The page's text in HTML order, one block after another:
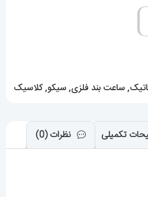
,ساعت بند فلزی,سیکو,کلاسیک
تکمیلی نظرات (0)